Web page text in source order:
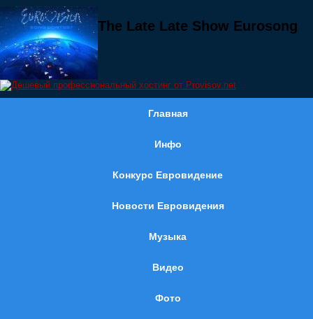
The Late Late Show Eurosong
Главная
Инфо
Конкурс Евровидение
Новости Евровидения
Музыка
Видео
Фото